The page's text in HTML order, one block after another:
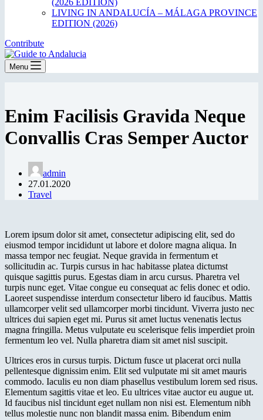
(2026 EDITION)
LIVING IN ANDALUCÍA – MÁLAGA PROVINCE
EDITION (2026)
Contribute
Menu
Enim Facilisis Gravida Neque
Convallis Cras Semper Auctor
admin
27.01.2020
Travel
Lorem ipsum dolor sit amet, consectetur adipiscing elit, sed do
eiusmod tempor incididunt ut labore et dolore magna aliqua. In
massa tempor nec feugiat. Neque gravida in fermentum et
sollicitudin ac. Turpis cursus in hac habitasse platea dictumst
quisque sagittis purus. Egestas diam in arcu cursus. Pharetra vel
turpis nunc eget. Vitae congue eu consequat ac felis donec et odio.
Laoreet suspendisse interdum consectetur libero id faucibus. Mattis
ullamcorper velit sed ullamcorper morbi tincidunt. Viverra justo nec
ultrices dui sapien eget mi. Purus sit amet luctus venenatis lectus
magna fringilla. Metus vulputate eu scelerisque felis imperdiet proin
fermentum leo vel. Nulla pharetra diam sit amet nisl suscipit.
Ultrices eros in cursus turpis. Dictum fusce ut placerat orci nulla
pellentesque dignissim enim. Elit sed vulputate mi sit amet mauris
commodo. Iaculis eu non diam phasellus vestibulum lorem sed risus.
Elementum sagittis vitae et leo. Eu ultrices vitae auctor eu augue ut.
Id faucibus nisl tincidunt eget nullam non nisi est. Elementum nibh
tellus molestie nunc non blandit massa enim. Bibendum enim